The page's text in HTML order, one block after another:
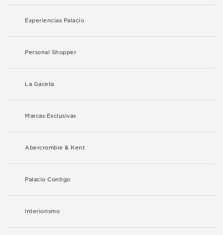
Experiencias Palacio
Personal Shopper
La Gaceta
Marcas Exclusivas
Abercrombie & Kent
Palacio Contigo
Interiorismo